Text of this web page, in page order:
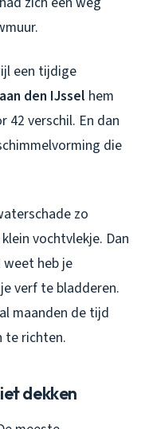
een tijdige
den IJssel hem
42 verschil. En dan
die
zo
vochtvlekje. Dan
heb je
verf te bladderen.
maanden de tijd
te richten.
dekken